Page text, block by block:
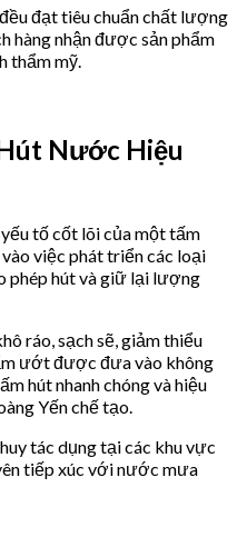
đạt tiêu chuẩn chất lượng
hàng nhận được sản phẩm
thẩm mỹ.
Nước Hiệu
tố cốt lõi của một tấm
việc phát triển các loại
phép hút và giữ lại lượng
ráo, sạch sẽ, giảm thiểu
ướt được đưa vào không
hút nhanh chóng và hiệu
Yến chế tạo.
tác dụng tại các khu vực
tiếp xúc với nước mưa